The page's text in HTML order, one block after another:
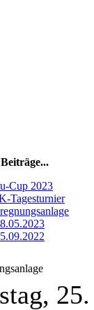
Cup 2023
Tagesturnier